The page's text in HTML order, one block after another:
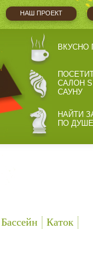
НАШ ПРОЕКТ
ВКУСНО
САЛОН
САУНУ
НАЙТИ
ПО ДУШЕ
Бассейн Каток